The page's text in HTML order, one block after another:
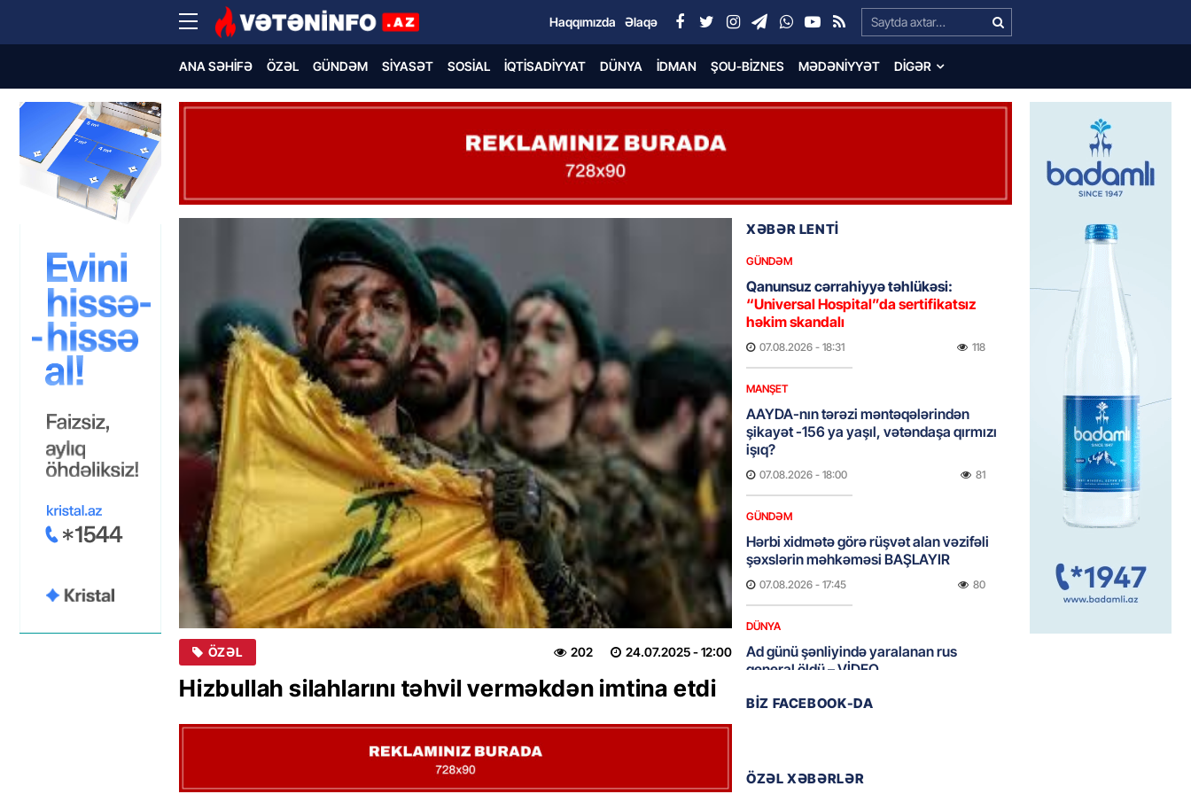
Search…
Haqqımızda Əlaqə
ANA SƏHIFƏ ÖZƏL GÜNDƏM SIYASƏT SOSIAL İQTISADIYYAT DÜNYA İDMAN ŞOU-BIZNES MƏDƏNIYYƏT DIGƏR
ÖZƏL 24.07.2025- 12:00
202
Hizbullah silahlarını təhvil verməkdən imtina etdi
XƏBƏR LENTİ
GÜNDƏM
Qanunsuz cərrahiyyə təhlükəsi:
“Universal Hospital”da sertifikatsız
həkim skandalı
07.08.2026 - 18:31 118
MANŞET
AAYDA-nın tərəzi məntəqələrindən
şikayət -156 ya yaşıl, vətəndaşa qırmızı
işıq?
07.08.2026 - 18:00 81
GÜNDƏM
Hərbi xidmətə görə rüşvət alan vəzifəli
şəxslərin məhkəməsi BAŞLAYIR
07.08.2026 - 17:45 80
DÜNYA
Ad günü şənliyində yaralanan rus
general öldü – VİDEO
bağlı qalmaqal: 546 min manatı 20
BIZ FACEBOOK-DA
ÖZƏL XƏBƏRLƏR